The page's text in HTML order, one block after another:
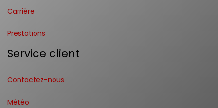
Carrière
Prestations
Service client
Contactez-nous
Météo